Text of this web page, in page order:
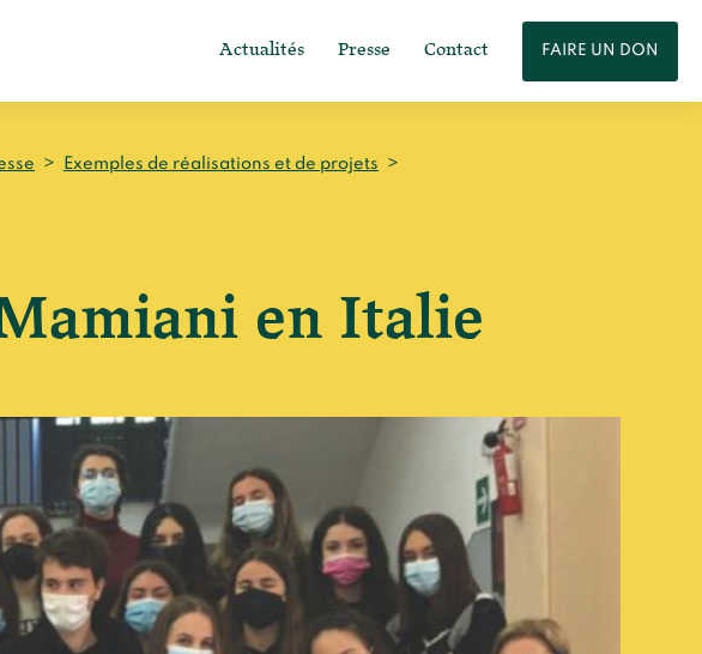
Actualités Presse Contact FAIRE UN DON
> Exemples de réalisations et de projets
>
en Italie